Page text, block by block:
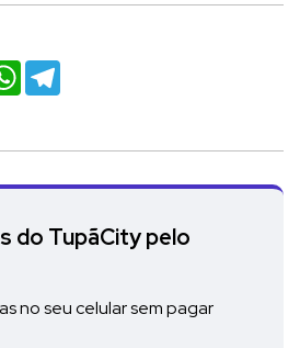
WhatsApp
do TupãCity pelo
no seu celular sem pagar